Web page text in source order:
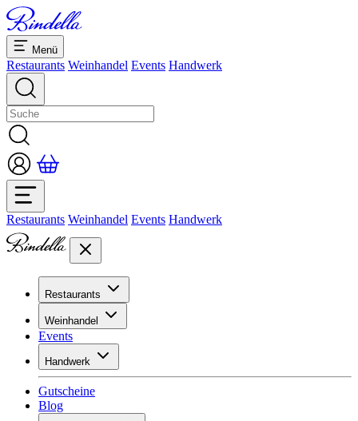
Menü
Restaurants Weinhandel Events Handwerk
Restaurants Weinhandel Events Handwerk
Restaurants
Übersicht Restaurants
Bankette & Events
Dolcezze
Weinhandel
Übersicht
Sortiment
Vinotecas
Inspiration
Events
Handwerk
Übersicht
Gipsen
Gutscheine
Blog